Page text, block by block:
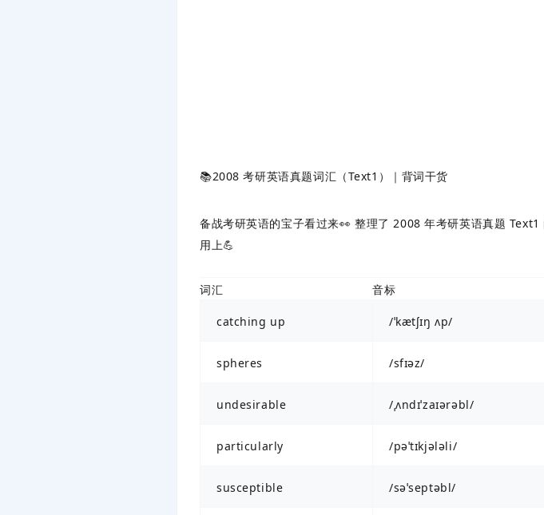
📚2008 考研英语真题词汇（Text1）｜背词干货
备战考研英语的宝子看过来👀 整理了 2008 年考研英语真题
用上💪
词汇 音标
catching up /ˈkætʃɪŋ ʌp/
spheres /sfɪəz/
undesirable /ˌʌndɪˈzaɪərəbl/
particularly /pəˈtɪkjələli/
susceptible /səˈseptəbl/